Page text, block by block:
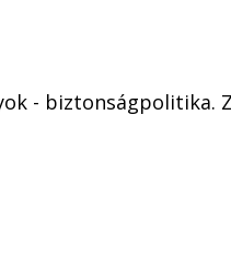
- biztonságpolitika.